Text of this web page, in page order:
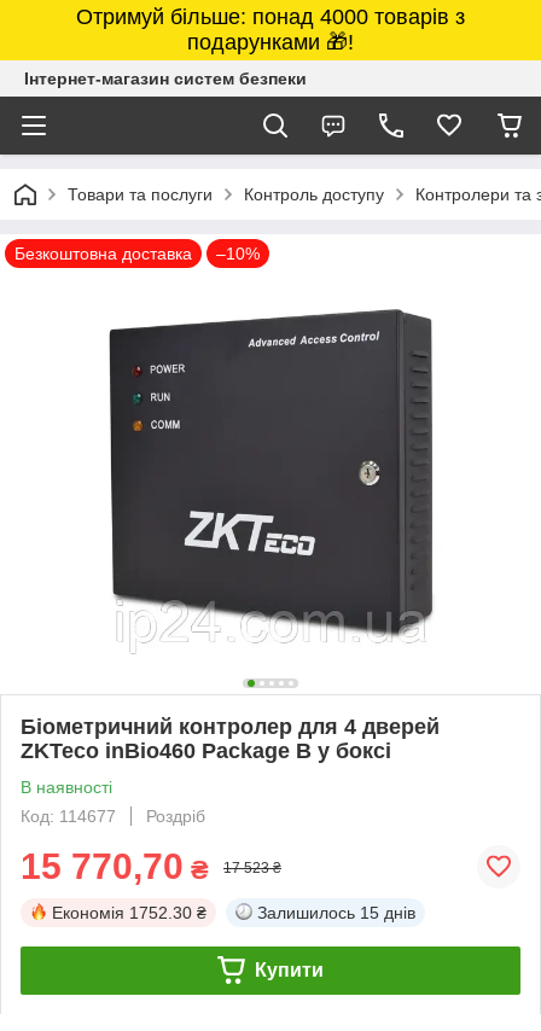
Отримуй більше: понад 4000 товарів з
подарунками 🎁!
Інтернет-магазин систем безпеки
Товари та послуги Контроль доступу Контролери та
Безкоштовна доставка –10%
Біометричний контролер для 4 дверей
ZKTeco inBio460 Package B у боксі
В наявності
Код: 114677
Роздріб
15 770,70 ₴ 17 523 ₴
Економія 1752.30 ₴ Залишилось 15 днів
Купити